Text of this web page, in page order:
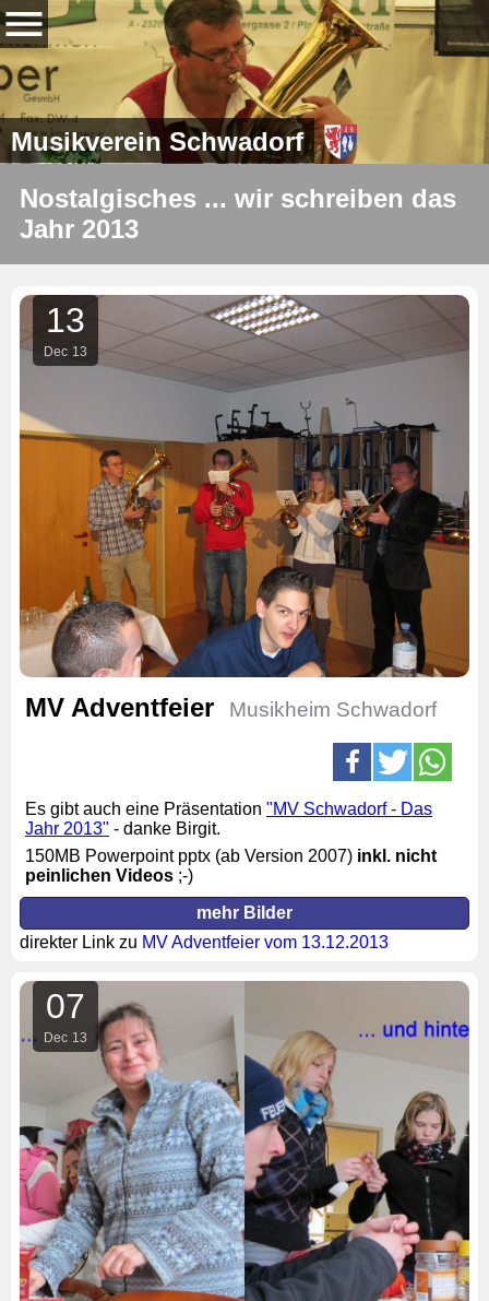
Musikverein Schwadorf
Nostalgisches ... wir schreiben das
Jahr 2013
13
Dec 13
MV Adventfeier Musikheim Schwadorf
Es gibt auch eine Präsentation "MV Schwadorf - Das
Jahr 2013" - danke Birgit.
150MB Powerpoint pptx (ab Version 2007) inkl. nicht
peinlichen Videos ;-)
mehr Bilder
direkter Link zu MV Adventfeier vom 13.12.2013
07
Dec 13